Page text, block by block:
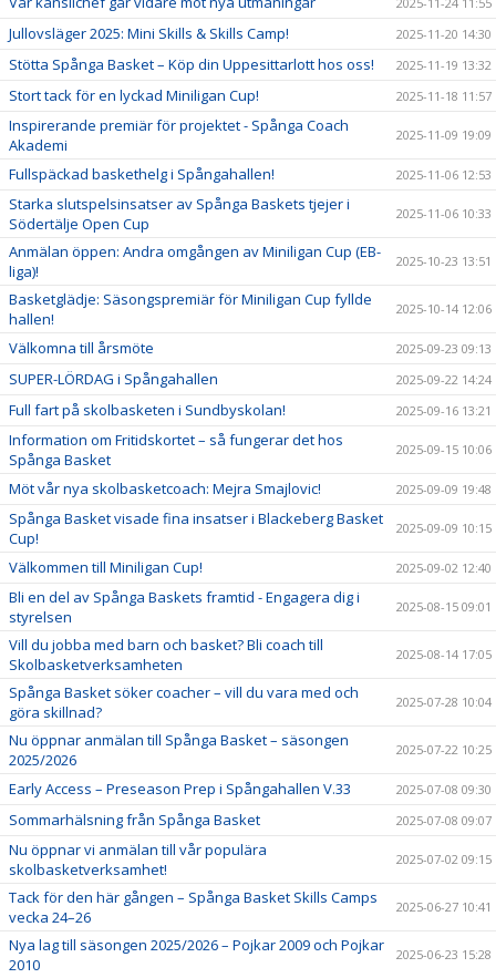
Jullovsläger 2025: Mini Skills & Skills Camp! 2025-11-20 14:30
Stötta Spånga Basket – Köp din Uppesittarlott hos oss! 2025-11-19 13:32
Stort tack för en lyckad Miniligan Cup! 2025-11-18 11:57
Inspirerande premiär för projektet - Spånga Coach
Akademi
2025-11-09 19:09
Fullspäckad baskethelg i Spångahallen! 2025-11-06 12:53
Starka slutspelsinsatser av Spånga Baskets tjejer i
Södertälje Open Cup
2025-11-06 10:33
Anmälan öppen: Andra omgången av Miniligan Cup (EB-
liga)!
2025-10-23 13:51
Basketglädje: Säsongspremiär för Miniligan Cup fyllde
hallen!
2025-10-14 12:06
Välkomna till årsmöte 2025-09-23 09:13
SUPER-LÖRDAG i Spångahallen 2025-09-22 14:24
Full fart på skolbasketen i Sundbyskolan! 2025-09-16 13:21
Information om Fritidskortet – så fungerar det hos
Spånga Basket
2025-09-15 10:06
Möt vår nya skolbasketcoach: Mejra Smajlovic! 2025-09-09 19:48
Spånga Basket visade fina insatser i Blackeberg Basket
Cup!
2025-09-09 10:15
Välkommen till Miniligan Cup! 2025-09-02 12:40
Bli en del av Spånga Baskets framtid - Engagera dig i
styrelsen
2025-08-15 09:01
Vill du jobba med barn och basket? Bli coach till
Skolbasketverksamheten
2025-08-14 17:05
Spånga Basket söker coacher – vill du vara med och
göra skillnad?
2025-07-28 10:04
Nu öppnar anmälan till Spånga Basket – säsongen
2025/2026
2025-07-22 10:25
Early Access – Preseason Prep i Spångahallen V.33 2025-07-08 09:30
Sommarhälsning från Spånga Basket 2025-07-08 09:07
Nu öppnar vi anmälan till vår populära
skolbasketverksamhet!
2025-07-02 09:15
Tack för den här gången – Spånga Basket Skills Camps
vecka 24–26
2025-06-27 10:41
Nya lag till säsongen 2025/2026 – Pojkar 2009 och Pojkar
2010
2025-06-23 15:28